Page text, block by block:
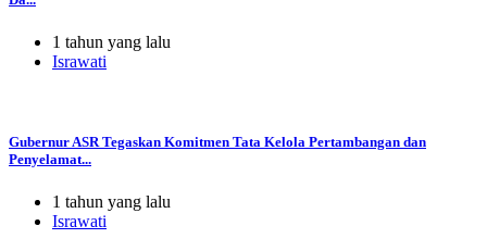
1 tahun yang lalu
Israwati
Gubernur ASR Tegaskan Komitmen Tata Kelola Pertambangan dan
Penyelamat...
1 tahun yang lalu
Israwati